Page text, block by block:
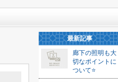
最新記事
廊下の照明も大
切なポイントに
ついて⭐️